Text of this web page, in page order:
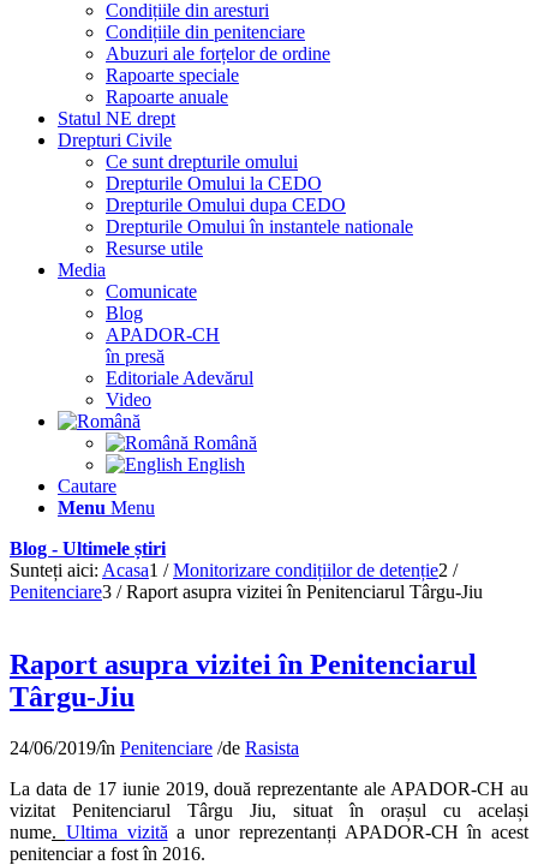
Condițiile din aresturi
Condițiile din penitenciare
Abuzuri ale forțelor de ordine
Rapoarte speciale
Rapoarte anuale
Statul NE drept
Drepturi Civile
Ce sunt drepturile omului
Drepturile Omului la CEDO
Drepturile Omului dupa CEDO
Drepturile Omului în instantele nationale
Resurse utile
Media
Comunicate
Blog
APADOR-CH
în presă
Editoriale Adevărul
Video
Română
English
Cautare
Menu Menu
Blog - Ultimele știri
Sunteți aici: Acasa1 / Monitorizare condițiilor de detenție2 /
Penitenciare3 / Raport asupra vizitei în Penitenciarul Târgu-Jiu
Raport asupra vizitei în Penitenciarul
Târgu-Jiu
24/06/2019/în Penitenciare /de Rasista
La data de 17 iunie 2019, două reprezentante ale APADOR-CH au
vizitat Penitenciarul Târgu Jiu, situat în orașul cu același
nume. Ultima vizită a unor reprezentanți APADOR-CH în acest
penitenciar a fost în 2016.